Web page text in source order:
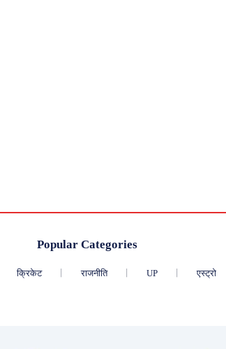
Popular Categories
क्रिकेट राजनीति UP एस्ट्रो